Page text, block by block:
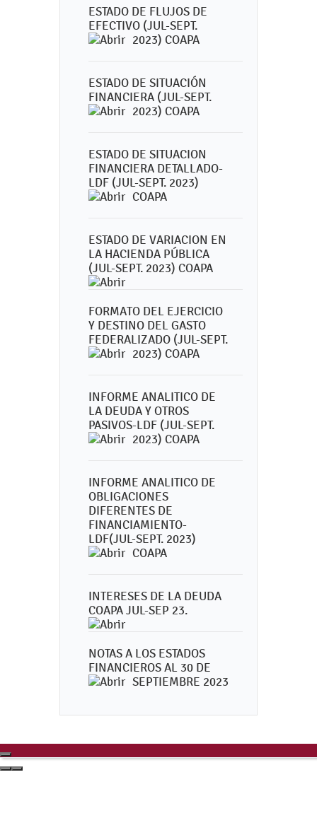
ESTADO DE FLUJOS DE
EFECTIVO (JUL-SEPT.
2023) COAPA
ESTADO DE SITUACIÓN
FINANCIERA (JUL-SEPT.
2023) COAPA
ESTADO DE SITUACION
FINANCIERA DETALLADO-
LDF (JUL-SEPT. 2023)
COAPA
ESTADO DE VARIACION EN
LA HACIENDA PÚBLICA
(JUL-SEPT. 2023) COAPA
FORMATO DEL EJERCICIO
Y DESTINO DEL GASTO
FEDERALIZADO (JUL-SEPT.
2023) COAPA
INFORME ANALITICO DE
LA DEUDA Y OTROS
PASIVOS-LDF (JUL-SEPT.
2023) COAPA
INFORME ANALITICO DE
OBLIGACIONES
DIFERENTES DE
FINANCIAMIENTO-
LDF(JUL-SEPT. 2023)
COAPA
INTERESES DE LA DEUDA
COAPA JUL-SEP 23.
NOTAS A LOS ESTADOS
FINANCIEROS AL 30 DE
SEPTIEMBRE 2023